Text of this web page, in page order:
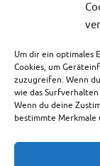
Um dir ein optimales
Cookies, um
zuzugreifen. Wenn
wie das
Wenn du deine
bestimmte
garantiert noch die
wird. Und da Julia in
Weiterlesen
Dezember 27, 2017
Afrika,Ägypten ,